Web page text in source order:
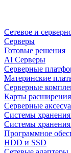
Сетевое и
Cерверы
Готовые решения
AI Серверы
Серверные
Материнские
Серверные
Карты расширения
Серверные
Системы
Системы
Программное
HDD и SSD